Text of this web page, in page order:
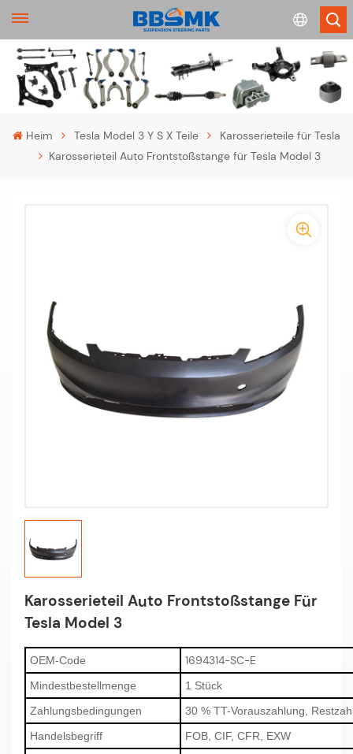
English
français
Deutsch
Heim Tesla Model 3 Y S X Teile
Karosserieteile für Tesla
Karosserieteil Auto Frontstoßstange für Tesla Model 3
Karosserieteil Auto Frontstoßstange Für
Tesla Model 3
OEM-Code 1694314-SC-E
Mindestbestellmenge
1 Stück
Zahlungsbedingungen
30 % TT-Vorauszahlung,
Handelsbegriff
FOB, CIF, CFR, EXW